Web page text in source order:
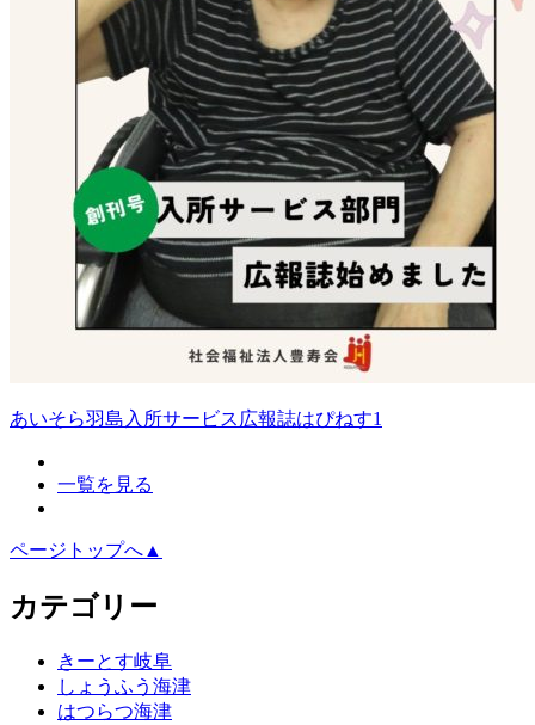
あいそら羽島入所サービス広報誌はぴねす1
一覧を見る
ページトップへ▲
カテゴリー
きーとす岐阜
しょうふう海津
はつらつ海津